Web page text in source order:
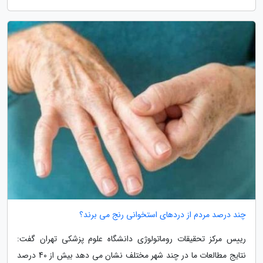
چند درصد مردم از دردهای استخوانی رنج می برند؟
رییس مرکز تحقیقات روماتولوژی دانشگاه علوم پزشکی تهران گفت:
نتایج مطالعات ما در چند شهر مختلف نشان می دهد بیش از 40 درصد